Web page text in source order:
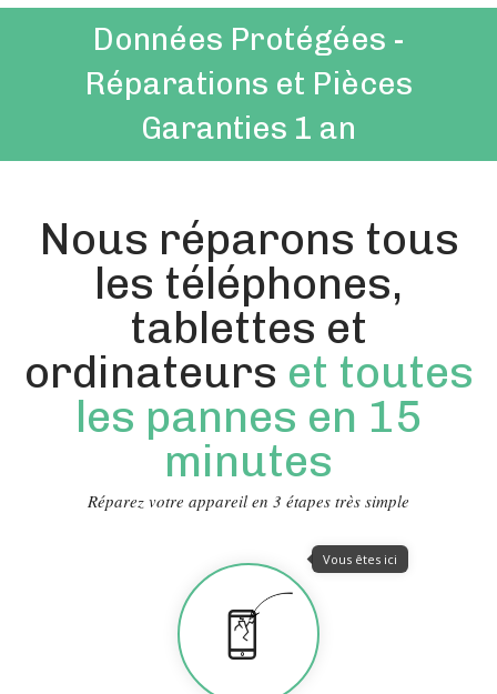
Données Protégées -
Réparations et Pièces
Garanties 1 an
Nous réparons tous
les téléphones,
tablettes et
ordinateurs et toutes
les pannes en 15
minutes
Réparez votre appareil en 3 étapes très simple
Vous êtes ici